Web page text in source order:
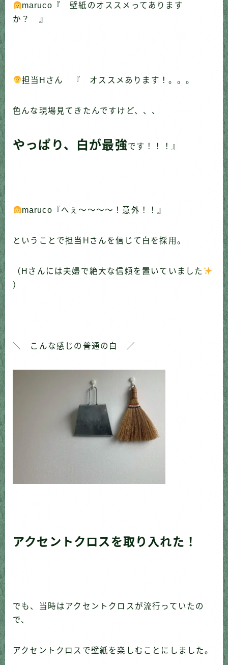
maruco『 壁紙のオススメってあります
か？ 』
担当Hさん 『 オススメあります！。。。
色んな現場見てきたんですけど、、、
やっぱり、白が最強です！！！』
maruco『へぇ〜〜〜〜！意外！！』
ということで担当Hさんを信じて白を採用。
（Hさんには夫婦で絶大な信頼を置いていました
）
＼ こんな感じの普通の白 ／
アクセントクロスを取り入れた！
でも、当時はアクセントクロスが流行っていたの
で、
アクセントクロスで壁紙を楽しむことにしました。